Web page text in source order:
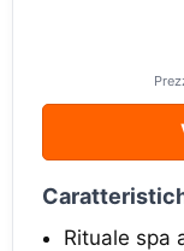
Rituale spa